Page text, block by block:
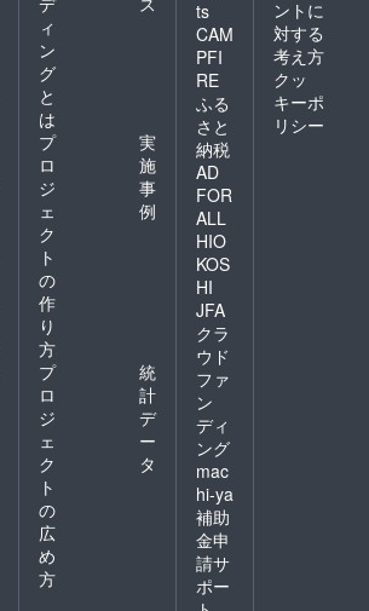
ィ
ン
グ
と
は
プ
ロ
ジ
ェ
ク
ト
の
作
り
方
実
施
事
例
プ
ロ
ジ
ェ
ク
ト
の
広
め
方
統
計
デ
ー
タ
ts
CAM
PFI
RE
ふる
さと
納税
AD
FOR
ALL
HIO
KOS
HI
JFA
クラ
ウド
ファ
ン
ディ
ング
mac
hi-ya
補助
金申
請サ
ポー
ントに
対する
考え方
クッ
キーポ
リシー